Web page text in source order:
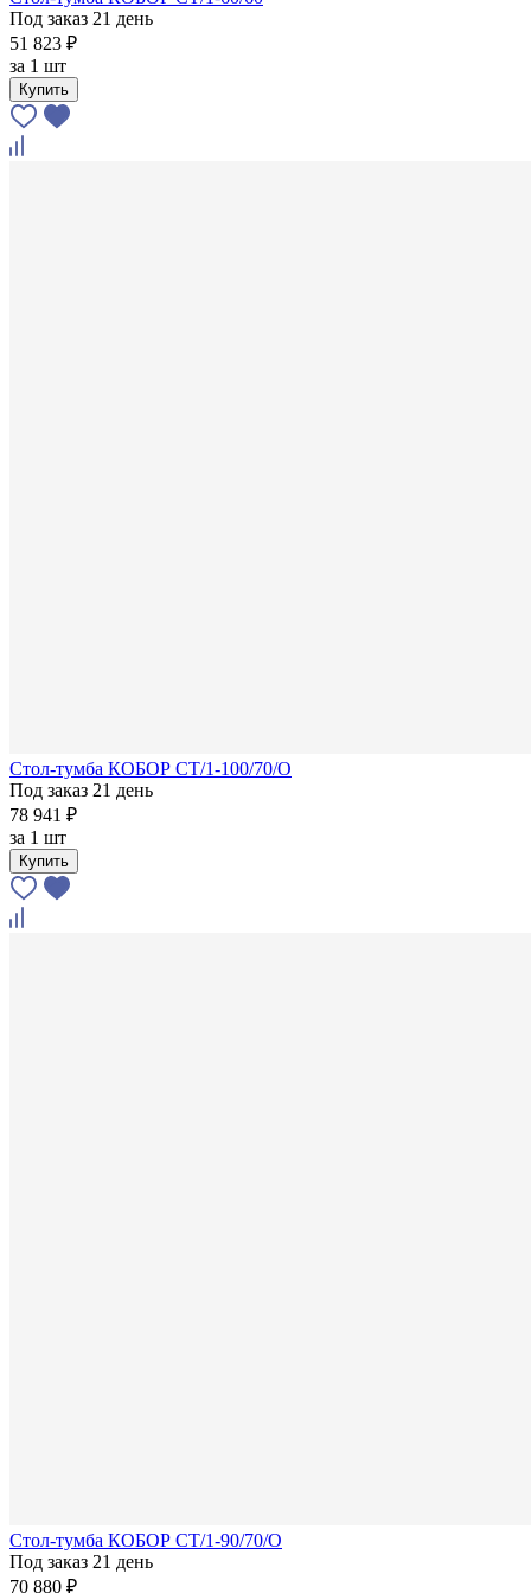
Под заказ 21 день
51 823 ₽
за 1 шт
Купить
Стол-тумба КОБОР СТ/1-100/70/О
Под заказ 21 день
78 941 ₽
за 1 шт
Купить
Стол-тумба КОБОР СТ/1-90/70/О
Под заказ 21 день
70 880 ₽